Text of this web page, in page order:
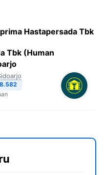
Hastapersada Tbk
Tbk (Human